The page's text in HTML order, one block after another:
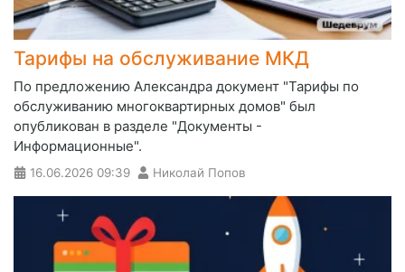
Тарифы на обслуживание МКД
По предложению Александра документ "Тарифы по
обслуживанию многоквартирных домов" был
опубликован в разделе "Документы -
Информационные".
16.06.2026 09:39 Николай Попов